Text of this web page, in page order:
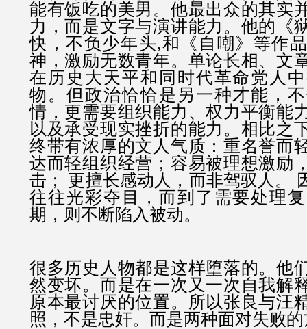
能有饭吃的美男。他最出众的其实
力，而是文字与演讲能力。他的《
快，不负少年头,和《自嘲》等作
神，激励无数青年。单论长相、文
在历史大天平和同时代革命党人
物。但政治恰恰是另一种才能，
情，更需要组织能力、权力平衡能
以及承受现实挫折的能力。相比之
终带有浓厚的文人气质：重名誉而
达而轻组织经营；容易被理想激励
击； 更擅长感动人，而非驾驭人。
往往光彩夺目，而到了需要处理
期，则不断陷入被动。
很多历史人物都是这样堕落的。他
然变坏。而是在一次又一次自我解
原本最讨厌的位置。所以张良与汪
照，不是忠奸。而是两种面对失败